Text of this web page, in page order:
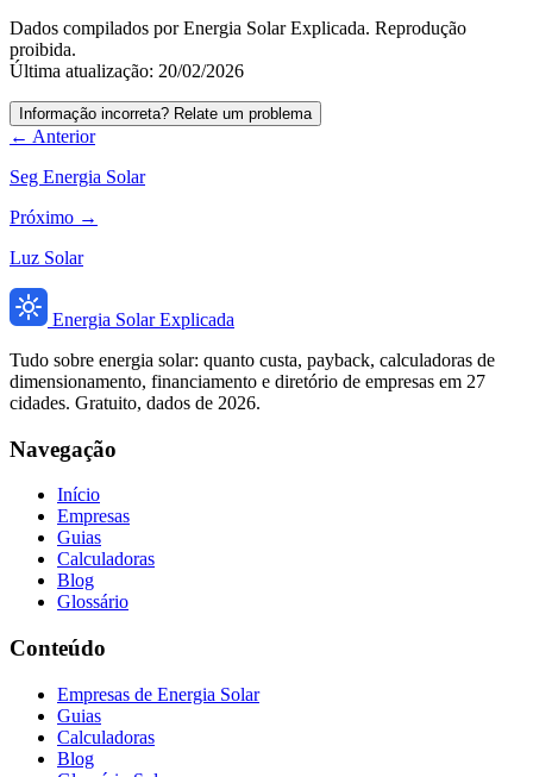
Dados compilados por Energia Solar Explicada. Reprodução
proibida.
Última atualização: 20/02/2026
Informação incorreta? Relate um problema
← Anterior
Seg Energia Solar
Próximo →
Luz Solar
Energia Solar Explicada
Tudo sobre energia solar: quanto custa, payback, calculadoras de
dimensionamento, financiamento e diretório de empresas em 27
cidades. Gratuito, dados de 2026.
Navegação
Início
Empresas
Guias
Calculadoras
Blog
Glossário
Conteúdo
Empresas de Energia Solar
Guias
Calculadoras
Blog